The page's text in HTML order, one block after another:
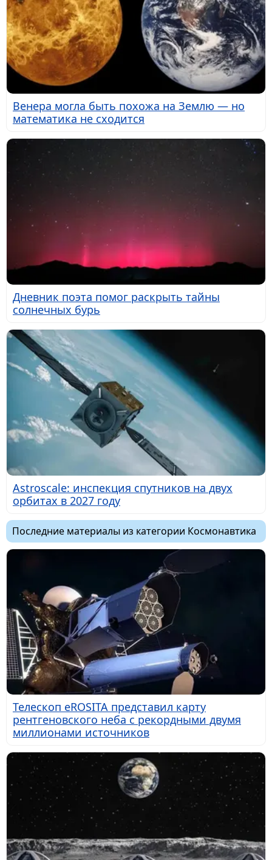
Венера могла быть похожа на Землю — но
математика не сходится
Дневник поэта помог раскрыть тайны
солнечных бурь
Astroscale: инспекция спутников на двух
орбитах в 2027 году
Последние материалы из категории Космонавтика
Телескоп eROSITA представил карту
рентгеновского неба с рекордными двумя
миллионами источников